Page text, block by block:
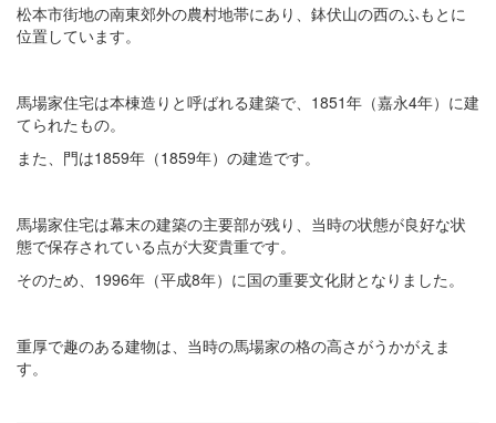
松本市街地の南東郊外の農村地帯にあり、鉢伏山の西のふもとに
位置しています。
馬場家住宅は本棟造りと呼ばれる建築で、1851年（嘉永4年）に建
てられたもの。
また、門は1859年（1859年）の建造です。
馬場家住宅は幕末の建築の主要部が残り、当時の状態が良好な状
態で保存されている点が大変貴重です。
そのため、1996年（平成8年）に国の重要文化財となりました。
重厚で趣のある建物は、当時の馬場家の格の高さがうかがえま
す。